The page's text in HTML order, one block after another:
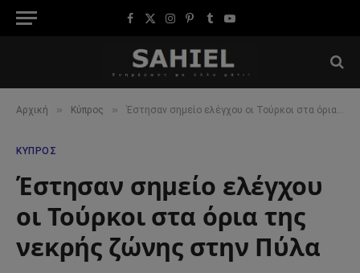
Facebook
X
Instagram
Pinterest
TumblrYouTube
Αρχική » Κύπρος » Έστησαν σημείο ελέγχου οι Τούρκοι στα όρια της νεκρής ζώνης στην Πύλα
ΚΎΠΡΟΣ
Έστησαν σημείο ελέγχου
οι Τούρκοι στα όρια της
νεκρής ζώνης στην Πύλα